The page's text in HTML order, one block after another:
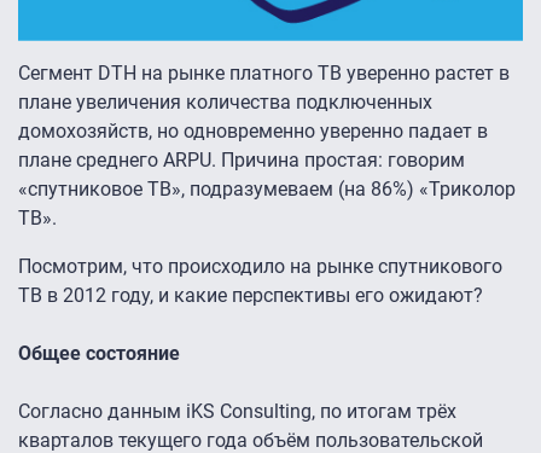
Сегмент DTH на рынке платного ТВ уверенно растет в
плане увеличения количества подключенных
домохозяйств, но одновременно уверенно падает в
плане среднего ARPU. Причина простая: говорим
«спутниковое ТВ», подразумеваем (на 86%) «Триколор
ТВ».
Посмотрим, что происходило на рынке спутникового
ТВ в 2012 году, и какие перспективы его ожидают?
Общее состояние
Согласно данным iKS Consulting, по итогам трёх
кварталов текущего года объём пользовательской